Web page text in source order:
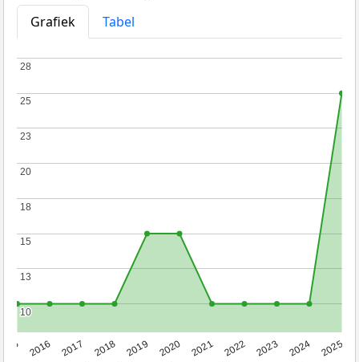
Grafiek
Tabel
2016 2017 2018 2019 2020 2021 2022 2023 2024 2025
10
10
13
13
15
15
18
18
20
20
23
23
25
25
28
28